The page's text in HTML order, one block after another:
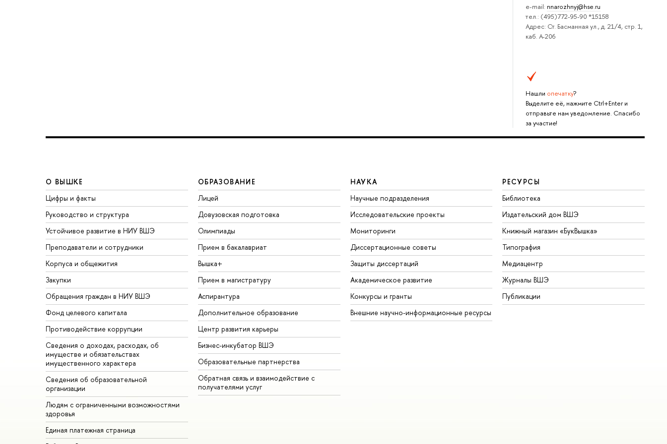
e-mail: nnarozhnyj@hse.ru
тел.: (495)772-95-90 *15158
Адрес: Ст. Басманная ул., д. 21/4, стр. 1,
каб. А-206
Нашли опечатку?
Выделите её, нажмите Ctrl+Enter и
отправьте нам уведомление. Спасибо
за участие!
О ВЫШКЕ
Цифры и факты
Руководство и структура
Устойчивое развитие в НИУ ВШЭ
Преподаватели и сотрудники
Корпуса и общежития
Закупки
Обращения граждан в НИУ ВШЭ
Фонд целевого капитала
Противодействие коррупции
Сведения о доходах, расходах, об
имуществе и обязательствах
имущественного характера
Сведения об образовательной
организации
Людям с ограниченными возможностями
здоровья
Единая платежная страница
ОБРАЗОВАНИЕ
Лицей
Довузовская подготовка
Олимпиады
Прием в бакалавриат
Вышка+
Прием в магистратуру
Аспирантура
Дополнительное образование
Центр развития карьеры
Бизнес-инкубатор ВШЭ
Образовательные партнерства
Обратная связь и взаимодействие с
получателями услуг
НАУКА
Научные подразделения
Исследовательские проекты
Мониторинги
Диссертационные советы
Защиты диссертаций
Академическое развитие
Конкурсы и гранты
Внешние научно-информационные ресурсы
РЕСУРСЫ
Библиотека
Издательский дом ВШЭ
Книжный магазин «БукВышка»
Типография
Медиацентр
Журналы ВШЭ
Публикации